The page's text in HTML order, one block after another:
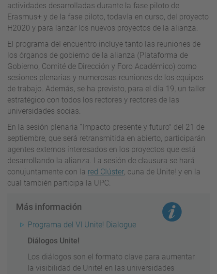
actividades desarrolladas durante la fase piloto de
Erasmus+ y de la fase piloto, todavía en curso, del proyecto
H2020 y para lanzar los nuevos proyectos de la alianza.
El programa del encuentro incluye tanto las reuniones de
los órganos de gobierno de la alianza (Plataforma de
Gobierno, Comité de Dirección y Foro Académico) como
sesiones plenarias y numerosas reuniones de los equipos
de trabajo. Además, se ha previsto, para el día 19, un taller
estratégico con todos los rectores y rectores de las
universidades socias.
En la sesión plenaria “Impacto presente y futuro" del 21 de
septiembre, que será retransmitida en abierto, participarán
agentes externos interesados en los proyectos que está
desarrollando la alianza. La sesión de clausura se hará
conujuntamente con la red Clúster, cuna de Unite! y en la
cual también participa la UPC.
Más información
Programa del VI Unite! Dialogue
Diálogos Unite!
Los diálogos son el formato clave para aumentar
la visibilidad de Unite! en las universidades